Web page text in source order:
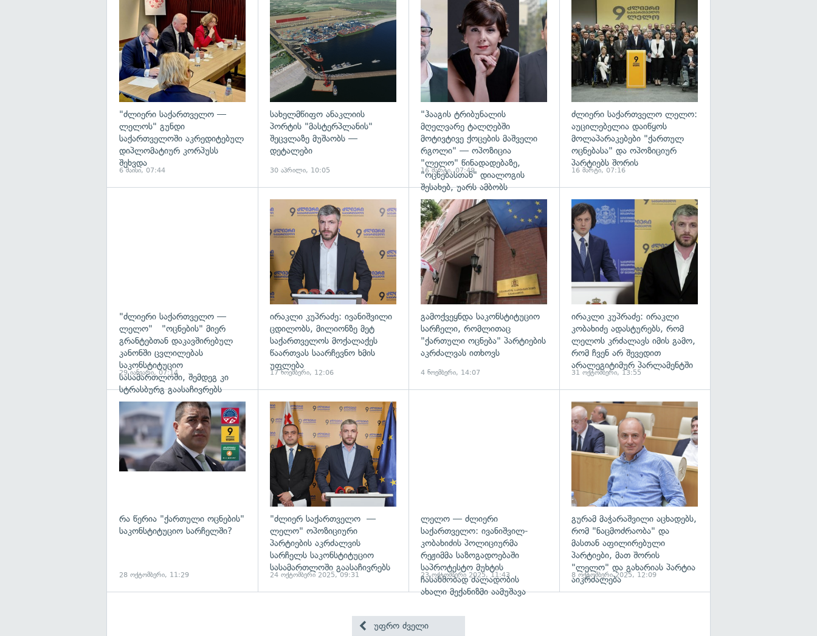
გადახედვა
"ძლიერი საქართველო —
ლელოს" გუნდი
საქართველოში აკრედიტებულ
დიპლომატიურ კორპუსს
შეხვდა
6 მაისი, 07:44
გადახედვა
სახელმწიფო ანაკლიის
პორტის "მასტერპლანის"
შეცვლაზე მუშაობს —
დეტალები
30 აპრილი, 10:05
"ჰააგის ტრიბუნალის
მღელვარე ტალღებში
მოტივტივე ქოცების მაშველი
რგოლი" — ოპოზიცია
"ლელო" წინადადებაზე,
"ოცნებასთან" დიალოგის
შესახებ, უარს ამბობს
16 მარტი, 07:49
ძლიერი საქართველო ლელო:
აუცილებელია დაიწყოს
მოლაპარაკებები "ქართულ
ოცნებასა" და ოპოზიციურ
პარტიებს შორის
16 მარტი, 07:16
გადახედვა
"ძლიერი საქართველო —
ლელო" "ოცნების" მიერ
გრანტებთან დაკავშირებულ
კანონში ცვლილებას
საკონსტიტუციო
სასამართლოში, შემდეგ კი
სტრასბურგ გაასაჩივრებს
29 იანვარი, 07:14
გადახედვა
ირაკლი კუპრაძე: ივანიშვილი
ცდილობს, მილიონზე მეტ
საქართველოს მოქალაქეს
წაართვას საარჩევნო ხმის
უფლება
17 ნოემბერი, 12:06
გადახედვა
გამოქვეყნდა საკონსტიტუციო
სარჩელი, რომლითაც
"ქართული ოცნება" პარტიების
აკრძალვას ითხოვს
4 ნოემბერი, 14:07
ირაკლი კუპრაძე: ირაკლი
კობახიძე ადასტურებს, რომ
ლელოს კრძალავს იმის გამო,
რომ ჩვენ არ შევედით
არალეგიტიმურ პარლამენტში
31 ოქტომბერი, 13:55
გადახედვა
რა წერია "ქართული ოცნების"
საკონსტიტუციო სარჩელში?
28 ოქტომბერი, 11:29
"ძლიერ საქართველო —
ლელო" ოპოზიციური
პარტიების აკრძალვის
სარჩელს საკონსტიტუციო
სასამართლოში გაასაჩივრებს
24 ოქტომბერი 2025, 09:31
გადახედვა
ლელო — ძლიერი
საქართველო: ივანიშვილ-
კობახიძის პოლიციურმა
რეჟიმმა საზოგადოებაში
საპროტესტო მუხტის
ჩასახშობად ძალადობის
ახალი მექანიზმი აამუშავა
23 ოქტომბერი 2025, 11:43
გურამ მაჭარაშვილი აცხადებს,
რომ "ნაცმოძრაობა" და
მასთან აფილირებული
პარტიები, მათ შორის
"ლელო" და გახარიას პარტია
აიკრძალება
8 ოქტომბერი 2025, 12:09
უფრო ძველი